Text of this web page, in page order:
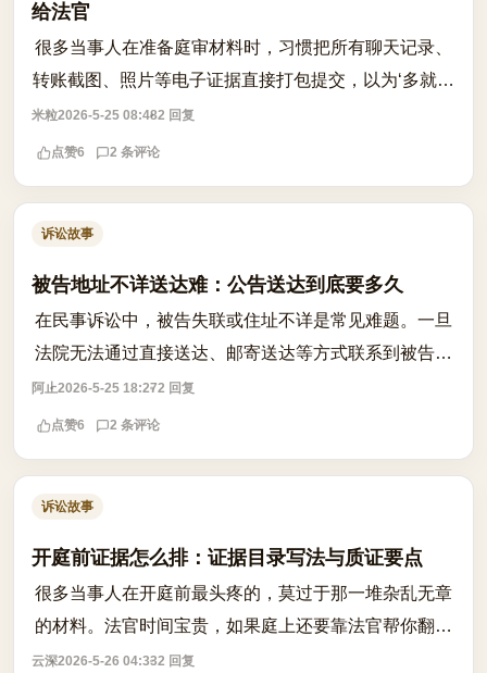
给法官
很多当事人在准备庭审材料时，习惯把所有聊天记录、
转账截图、照片等电子证据直接打包提交，以为‘多就是
好’。但实际效果往往适得其反——法官翻找困难，质证
环节效率低下，甚至因证据混乱被质...
米粒2026-5-25 08:482 回复
点赞6 2 条评论
诉讼故事
被告地址不详送达难：公告送达到底要多久
在民事诉讼中，被告失联或住址不详是常见难题。一旦
法院无法通过直接送达、邮寄送达等方式联系到被告，
就会启动公告送达程序。根据民事诉讼法相关规定，公
告送达需在法院公告栏、官方网站或报纸...
阿止2026-5-25 18:272 回复
点赞6 2 条评论
诉讼故事
开庭前证据怎么排：证据目录写法与质证要点
很多当事人在开庭前最头疼的，莫过于那一堆杂乱无章
的材料。法官时间宝贵，如果庭上还要靠法官帮你翻找
证据，不仅效率低下，还容易给法官留下准备不足、条
云深2026-5-26 04:332 回复